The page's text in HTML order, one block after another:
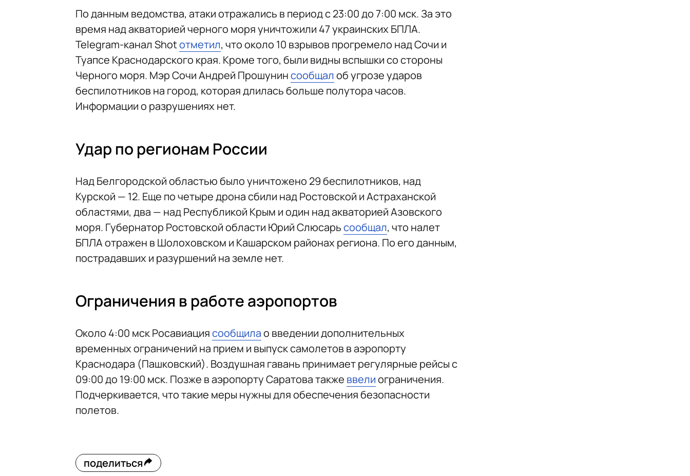
По данным ведомства, атаки отражались в период с 23:00 до 7:00 мск. За это
время над акваторией черного моря уничтожили 47 украинских БПЛА.
Telegram-канал Shotотметил, что около 10 взрывов прогремело над Сочи и
Туапсе Краснодарского края. Кроме того, были видны вспышки со стороны
Черного моря. Мэр Сочи Андрей Прошунинсообщалоб угрозе ударов
беспилотников на город, которая длилась больше полутора часов.
Информации о разрушениях нет.
Удар по регионам России
Над Белгородской областью было уничтожено 29 беспилотников, над
Курской — 12. Еще по четыре дрона сбили над Ростовской и Астраханской
областями, два — над Республикой Крым и один над акваторией Азовского
моря. Губернатор Ростовской области Юрий Слюсарьсообщал, что налет
БПЛА отражен в Шолоховском и Кашарском районах региона. По его данным,
пострадавших и разуршений на земле нет.
Ограничения в работе аэропортов
Около 4:00 мск Росавиациясообщилао введении дополнительных
временных ограничений на прием и выпуск самолетов в аэропорту
Краснодара (Пашковский). Воздушная гавань принимает регулярные рейсы с
09:00 до 19:00 мск. Позже в аэропорту Саратова также ввелиограничения.
Подчеркивается, что такие меры нужны для обеспечения безопасности
полетов.
поделиться